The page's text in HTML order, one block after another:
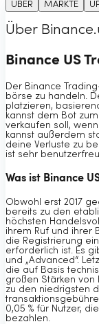
ÜBER
MÄRKTE
Über
Binance US
Der Binance
börse zu handeln.
platzieren,
kannst dem Bot
verkaufen soll,
kannst außerdem
deine Verluste zu
ist sehr
Was ist Binance
Obwohl erst 2017
bereits zu den
höchsten
ihrem Ruf und ihrer
die Registrierung
erforderlich ist. Es
und „Advanced“.
die auf Basis
großen Stärken von
zu den niedrigsten
0,05 % für Nutzer,
bezahlen.